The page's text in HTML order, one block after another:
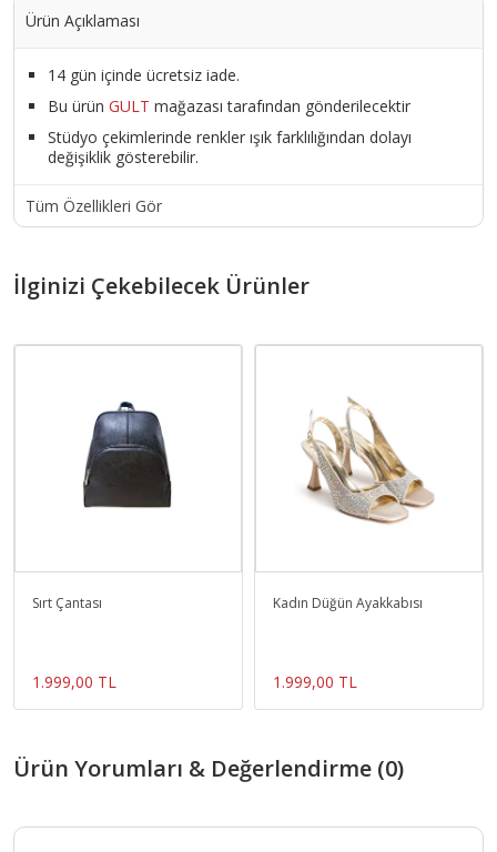
Ürün Açıklaması
14 gün içinde ücretsiz iade.
Bu ürün GULT mağazası tarafından gönderilecektir
Stüdyo çekimlerinde renkler ışık farklılığından dolayı
değişiklik gösterebilir.
Tüm Özellikleri Gör
İlginizi Çekebilecek Ürünler
Sırt Çantası
1.999,00 TL
Kadın Düğün Ayakkabısı
1.999,00 TL
Ürün Yorumları & Değerlendirme (0)